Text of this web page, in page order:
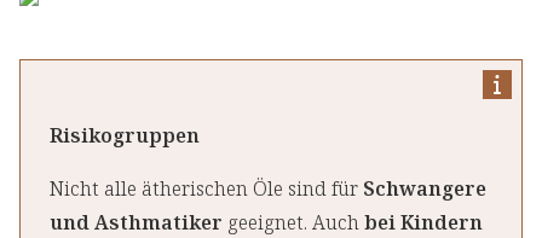
Risikogruppen
Nicht alle ätherischen Öle sind für Schwangere
und Asthmatiker geeignet. Auchbei Kindern